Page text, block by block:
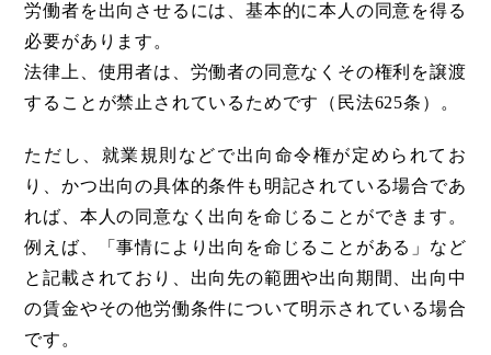
労働者を出向させるには、基本的に本人の同意を得る
必要があります。
法律上、使用者は、労働者の同意なくその権利を譲渡
することが禁止されているためです（民法625条）。
ただし、就業規則などで出向命令権が定められてお
り、かつ出向の具体的条件も明記されている場合であ
れば、本人の同意なく出向を命じることができます。
例えば、「事情により出向を命じることがある」など
と記載されており、出向先の範囲や出向期間、出向中
の賃金やその他労働条件について明示されている場合
です。